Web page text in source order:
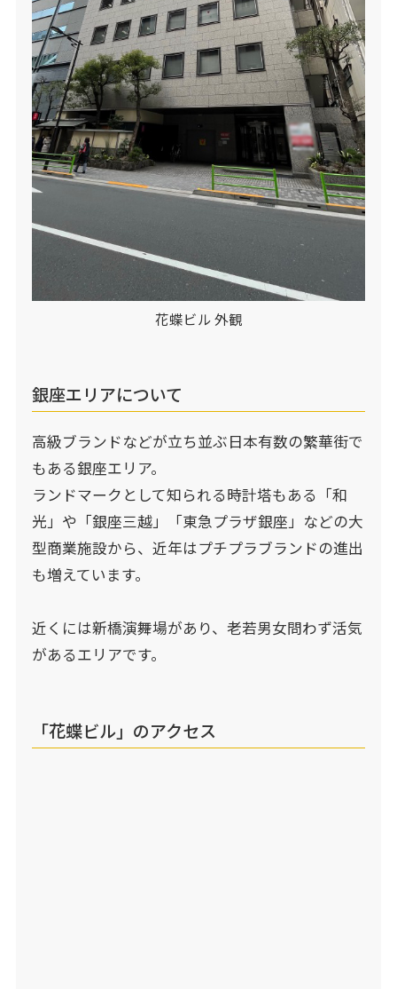
花蝶ビル 外観
銀座エリアについて
高級ブランドなどが立ち並ぶ日本有数の繁華街で
もある銀座エリア。
ランドマークとして知られる時計塔もある「和
光」や「銀座三越」「東急プラザ銀座」などの大
型商業施設から、近年はプチプラブランドの進出
も増えています。
近くには新橋演舞場があり、老若男女問わず活気
があるエリアです。
「花蝶ビル」のアクセス